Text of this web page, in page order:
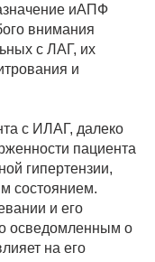
иАПФ
внимания
с ЛАГ, их
и
с ИЛАГ, далеко
пациента
гипертензии,
состоянием.
и его
осведомленным о
на его